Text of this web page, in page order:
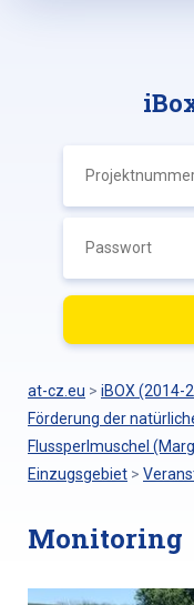
at-cz.eu > iBOX (2014-
Förderung der
Flussperlmuschel
Einzugsgebiet >
Monitoring